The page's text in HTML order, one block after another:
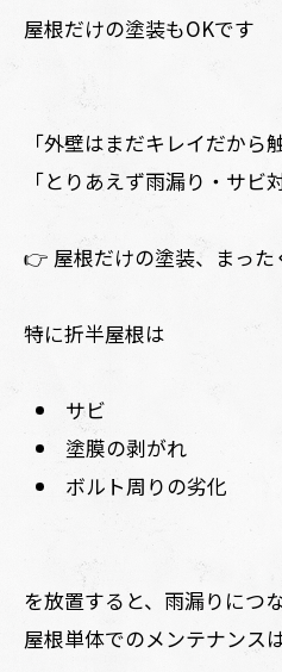
屋根だけの塗装もOKです
「外壁はまだキレイだから
「とりあえず雨漏り・サビ
👉 屋根だけの塗装、まった
特に折半屋根は
サビ
塗膜の剥がれ
ボルト周りの劣化
を放置すると、雨漏りにつ
屋根単体でのメンテナンス